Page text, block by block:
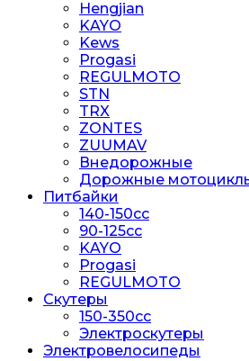
Hengjian
KAYO
Kews
Progasi
REGULMOTO
STN
TRX
ZONTES
ZUUMAV
Внедорожные
Дорожные
Питбайки
140-150сс
90-125cc
KAYO
Progasi
REGULMOTO
Скутеры
150-350cc
Электроскутеры
Электровелосипеды